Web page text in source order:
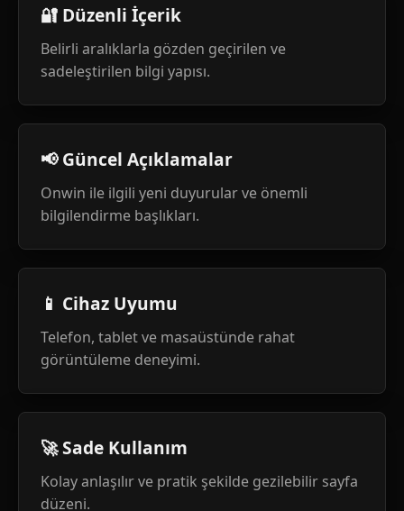
🔐 Düzenli İçerik
Belirli aralıklarla gözden geçirilen ve
sadeleştirilen bilgi yapısı.
📢 Güncel Açıklamalar
Onwin ile ilgili yeni duyurular ve önemli
bilgilendirme başlıkları.
📱 Cihaz Uyumu
Telefon, tablet ve masaüstünde rahat
görüntüleme deneyimi.
🚀 Sade Kullanım
Kolay anlaşılır ve pratik şekilde gezilebilir sayfa
düzeni.